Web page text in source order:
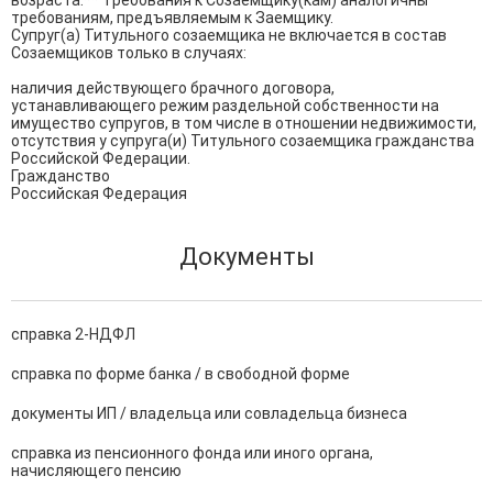
требованиям, предъявляемым к Заемщику.
Супруг(а) Титульного созаемщика не включается в состав
Созаемщиков только в случаях:
наличия действующего брачного договора,
устанавливающего режим раздельной собственности на
имущество супругов, в том числе в отношении недвижимости,
отсутствия у супруга(и) Титульного созаемщика гражданства
Российской Федерации.
Гражданство
Российская Федерация
Документы
справка 2-НДФЛ
справка по форме банка / в свободной форме
документы ИП / владельца или совладельца бизнеса
справка из пенсионного фонда или иного органа,
начисляющего пенсию